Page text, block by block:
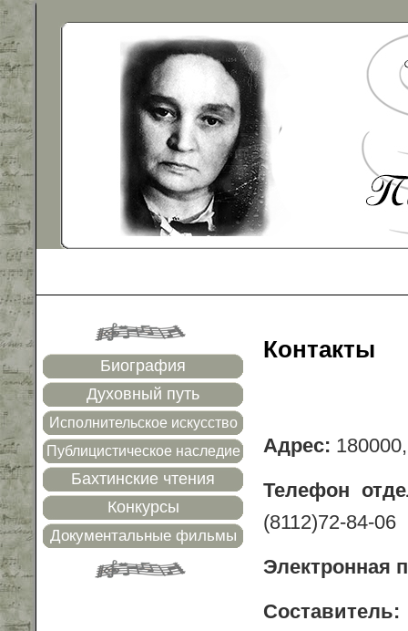
Биография
Духовный путь
Исполнительское искусство
Публицистическое наследие
Бахтинские чтения
Конкурсы
Документальные фильмы
Контакты
Адрес:
Телефон
(8112)72-84-06
Электронная